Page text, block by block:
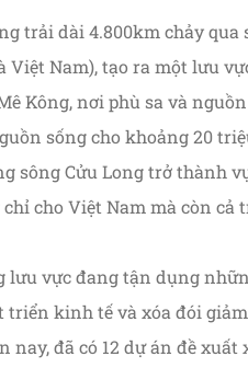
trải dài 4.800km chảy
Việt Nam), tạo ra một lưu
Kông, nơi phù sa và
sống cho khoảng 20
sông Cửu Long trở thành
cho Việt Nam mà còn cả
lưu vực đang tận dụng
triển kinh tế và xóa đói
nay, đã có 12 dự án đề